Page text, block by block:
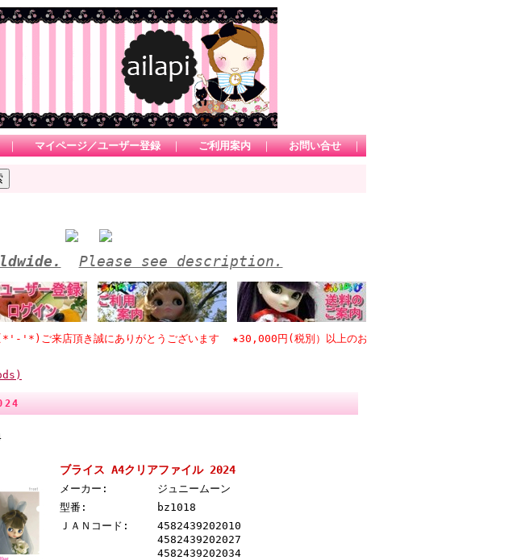
｜ マイページ／ユーザー登録 ｜ ご利用案内 ｜ お問い合せ ｜
Please see description.
頂き誠にありがとうございます ★30,000円(税別）以上のお買い物で日本国内送料無料 *1カートにて
ブライス A4クリアファイル 2024
メーカー:
ジュニームーン
型番:
bz1018
ＪＡＮコード:
4582439202010
4582439202027
4582439202034